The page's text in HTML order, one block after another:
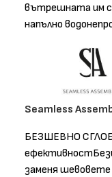
вътрешната им
напълно
Seamless
БЕЗШЕВНО
заменя